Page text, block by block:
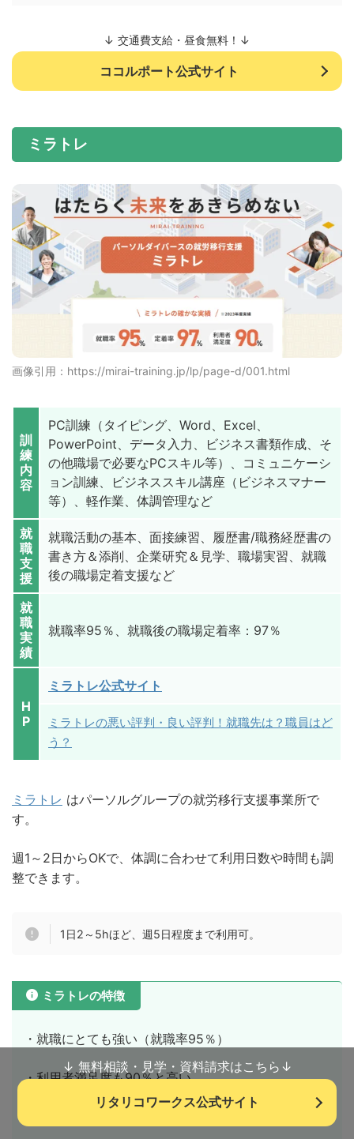
↓ 交通費支給・昼食無料！↓
ココルポート公式サイト
ミラトレ
画像引用：https://mirai-training.jp/lp/page-d/001.html
訓
練
内
容
PC訓練（タイピング、Word、Excel、
PowerPoint、データ入力、ビジネス書類作成、そ
の他職場で必要なPCスキル等）、コミュニケーシ
ョン訓練、ビジネススキル講座（ビジネスマナー
等）、軽作業、体調管理など
就
職
支
援
就職活動の基本、面接練習、履歴書/職務経歴書の
書き方＆添削、企業研究＆見学、職場実習、就職
後の職場定着支援など
就
職
実
績
就職率95％、就職後の職場定着率：97％
H
P
ミラトレ公式サイト
ミラトレの悪い評判・良い評判！就職先は？職員はど
う？
ミラトレ はパーソルグループの就労移行支援事業所で
す。
週1～2日からOKで、体調に合わせて利用日数や時間も調
整できます。
1日2～5hほど、週5日程度まで利用可。
ミラトレの特徴
・就職にとても強い（就職率95％）
・利用者満足度も90％と高い
↓ 無料相談・見学・資料請求はこちら↓
リタリコワークス公式サイト